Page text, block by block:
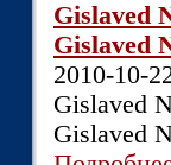
Gislaved
Gislaved
2010-10-
Gislaved
Gislaved